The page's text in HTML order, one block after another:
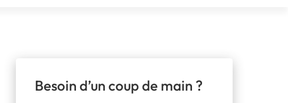
Besoin d’un coup de main ?